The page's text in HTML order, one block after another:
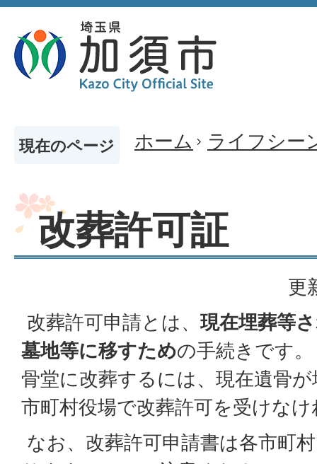
現在のページ ホーム ライフシー
改葬許可証
更
改葬許可申請とは、現在埋葬等
墓地等に移すための手続きです
骨堂に改葬するには、現在遺骨
市町村役場で改葬許可を受けな
なお、改葬許可申請書は各市町